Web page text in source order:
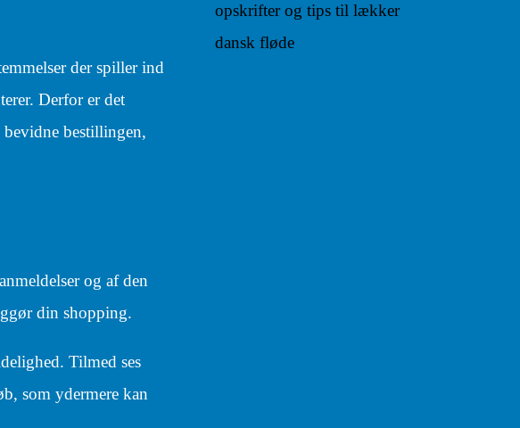
der spiller ind
Derfor er det
bevidne bestillingen,
og af den
din shopping.
Tilmed ses
som ydermere kan
opskrifter og tips til lækker
dansk fløde